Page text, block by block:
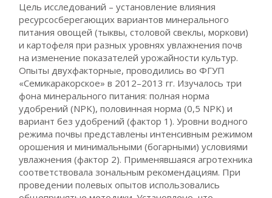
Цель исследований – установление влияния
ресурсосберегающих вариантов минерального
питания овощей (тыквы, столовой свеклы, моркови)
и картофеля при разных уровнях увлажнения почв
на изменение показателей урожайности культур.
Опыты двухфакторные, проводились во ФГУП
«Семикаракорское» в 2012–2013 гг. Изучалось три
фона минерального питания: полная норма
удобрений (NPK), половинная норма (0,5 NPK) и
вариант без удобрений (фактор 1). Уровни водного
режима почвы представлены интенсивным режимом
орошения и минимальными (богарными) условиями
увлажнения (фактор 2). Применявшаяся агротехника
соответствовала зональным рекомендациям. При
проведении полевых опытов использовались